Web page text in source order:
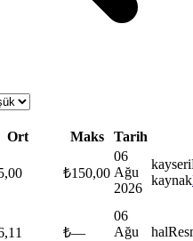
Ort Maks
Tarih
₺150,00
06
Ağu
2026
kayseri
kaynak
₺—
06
Ağu
hal